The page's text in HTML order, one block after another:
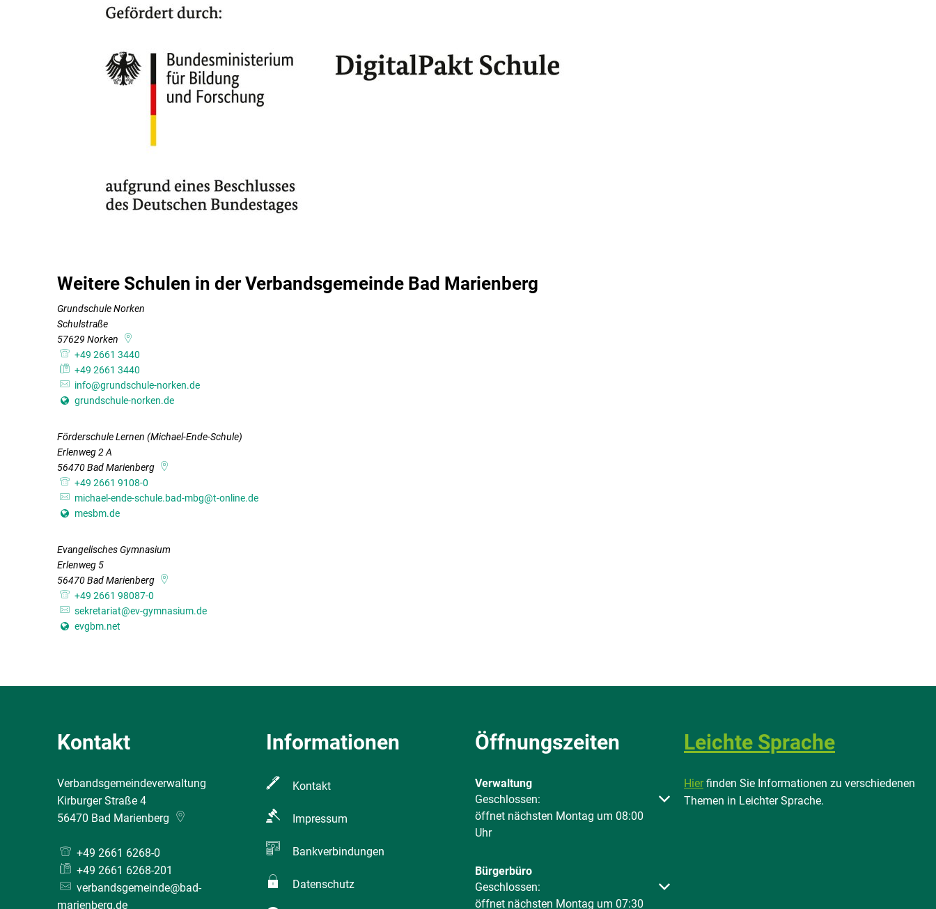
Weitere Schulen in der Verbandsgemeinde Bad Marienberg
Grundschule Norken
Schulstraße
57629 Norken
+49 2661 3440
+49 2661 3440
info@grundschule-norken.de
grundschule-norken.de
Förderschule Lernen (Michael-Ende-Schule)
Erlenweg 2 A
56470Bad Marienberg
+49 2661 9108-0
michael-ende-schule.bad-mbg@t-online.de
mesbm.de
Evangelisches Gymnasium
Erlenweg 5
56470Bad Marienberg
+49 2661 98087-0
sekretariat@ev-gymnasium.de
evgbm.net
Kontakt
Verbandsgemeindeverwaltung
Kirburger Straße 4
56470 Bad Marienberg
+49 2661 6268-0
+49 2661 6268-201
verbandsgemeinde@bad-
marienberg.de
Informationen
Kontakt
Impressum
Bankverbindungen
Datenschutz
Öffnungszeiten
Verwaltung
Klicken, um weitere Öffnungs- oder Schließzeiten auszublenden
Geschlossen:
öffnet nächsten Montag um 08:00
Uhr
Bürgerbüro
Klicken, um weitere Öffnungs- oder Schließzeiten auszublenden
Geschlossen:
öffnet nächsten Montag um 07:30
Leichte Sprache
Hier finden Sie Informationen zu verschiedenen
Themen in Leichter Sprache.